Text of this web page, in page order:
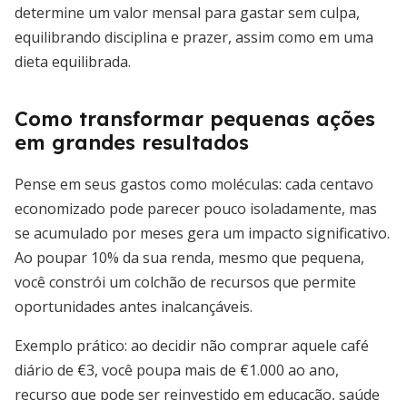
determine um valor mensal para gastar sem culpa,
equilibrando disciplina e prazer, assim como em uma
dieta equilibrada.
Como transformar pequenas ações
em grandes resultados
Pense em seus gastos como moléculas: cada centavo
economizado pode parecer pouco isoladamente, mas
se acumulado por meses gera um impacto significativo.
Ao poupar 10% da sua renda, mesmo que pequena,
você constrói um colchão de recursos que permite
oportunidades antes inalcançáveis.
Exemplo prático: ao decidir não comprar aquele café
diário de €3, você poupa mais de €1.000 ao ano,
recurso que pode ser reinvestido em educação, saúde